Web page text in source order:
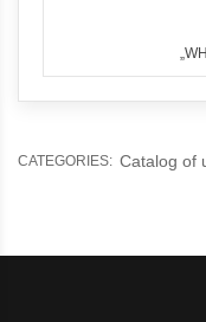
CATEGORIES: Catalog of